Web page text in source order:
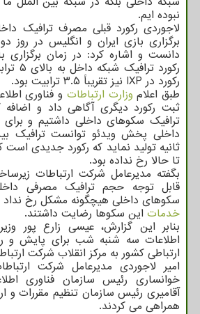
نبوده ایم.
لاجوردی رکورد قبلی مصرف ترافیک
دانست و اشاره کرد: در زمان برگزاری
رکورد
رکورد در IXP نیز تقریباً ۳.۵ ترابیت بود.
طبق اعلام وزارت ارتباطات و فناوری
ثبت رکورد دیگری آگاهی داد و اضافه
ترافیک سکوهای داخلی داشتیم و
تا حالا رخ نداده بود.
بگفته مدیرعامل شرکت ارتباطات
قابل توجه حجم ترافیک مصرفی
سکوهای داخلی هیچگونه مشکل رخ نداد و
خدمات این سکوها رضایت داشتند.
بنابر این گزارش، عیسی زارع پور
اطلاعات سه شنبه شب برای پایش
ارتباطی کشور به مرکز انقلاب شرکت
امیر لاجوردی مدیرعامل شرکت
خوانساری رئیس سازمان فناوری
آقامیری رئیس سازمان تنظیم مقررات و
همراهی می کردند.